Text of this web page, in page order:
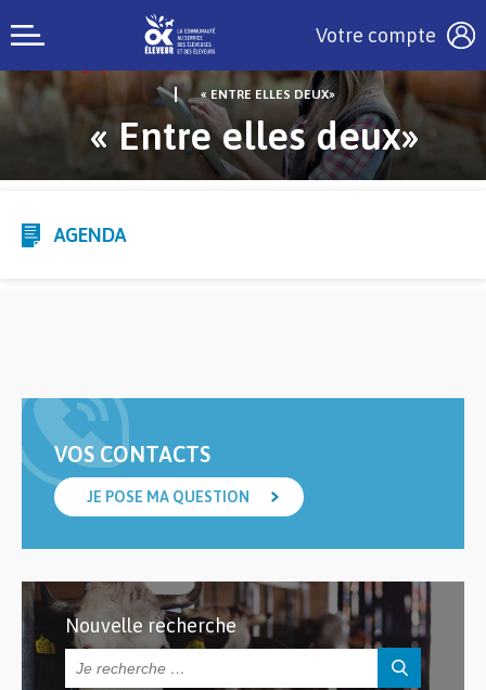
Votre compte
« ENTRE ELLES DEUX»
« Entre elles deux»
AGENDA
VOS CONTACTS
JE POSE MA QUESTION
Nouvelle recherche